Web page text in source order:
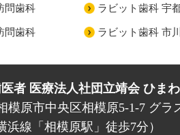
問歯科 ラビット歯科 宇
問歯科 ラビット歯科 市
者 医療法人社団立靖会 ひま
模原市中央区相模原5-1-7 グラ
浜線「相模原駅」徒歩7分）